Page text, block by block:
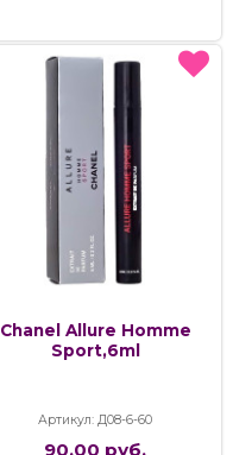
Chanel Allure Homme
Sport,6ml
Артикул: Д08-6-60
90.00 руб.